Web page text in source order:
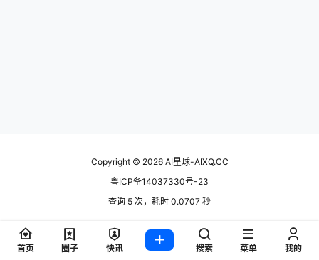
Copyright © 2026AI星球-AIXQ.CC
粤ICP备14037330号-23
查询 5 次，耗时 0.0707 秒
首页 圈子 快讯 搜索 菜单 我的